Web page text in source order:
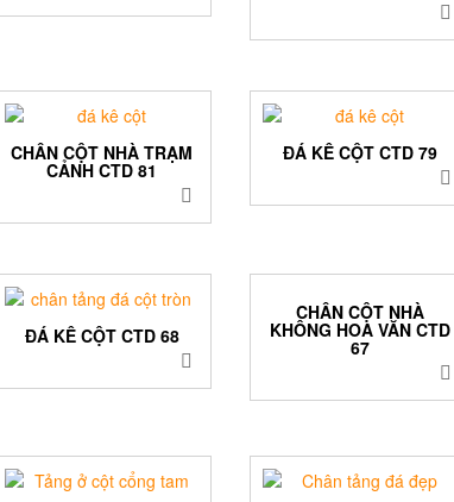
CHÂN CỘT NHÀ TRẠM
CẢNH CTD 81
ĐÁ KÊ CỘT CTD 79
ĐÁ KÊ CỘT CTD 68
CHÂN CỘT NHÀ
KHÔNG HOA VĂN CTD
67